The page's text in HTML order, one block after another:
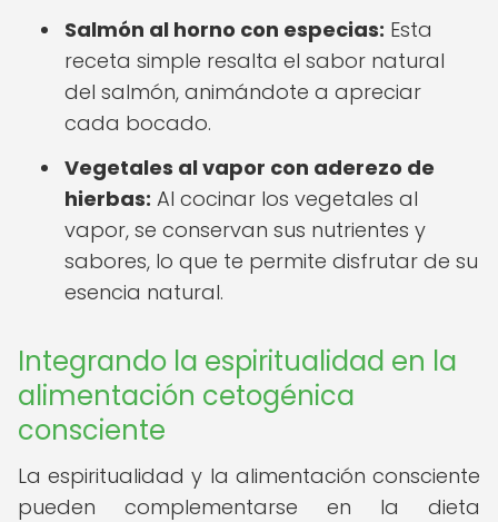
Salmón al horno con especias: Esta
receta simple resalta el sabor natural
del salmón, animándote a apreciar
cada bocado.
Vegetales al vapor con aderezo de
hierbas: Al cocinar los vegetales al
vapor, se conservan sus nutrientes y
sabores, lo que te permite disfrutar de su
esencia natural.
Integrando la espiritualidad en la
alimentación cetogénica
consciente
La espiritualidad y la alimentación consciente
pueden complementarse en la dieta